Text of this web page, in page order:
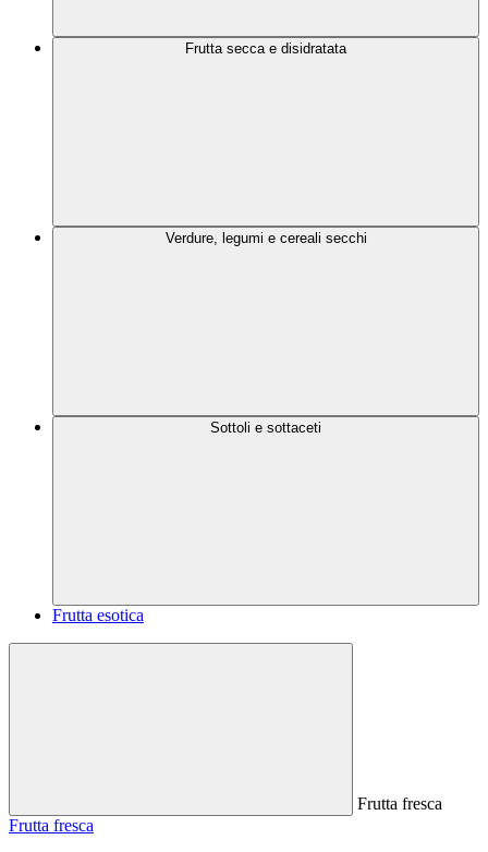
Frutta secca e disidratata
Verdure, legumi e cereali secchi
Sottoli e sottaceti
Frutta esotica
Frutta fresca
Frutta fresca